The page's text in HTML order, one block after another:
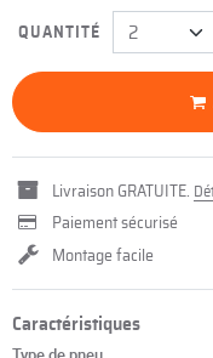
QUANTITÉ
Livraison GRATUITE.
Paiement sécurisé
Montage facile
Caractéristiques